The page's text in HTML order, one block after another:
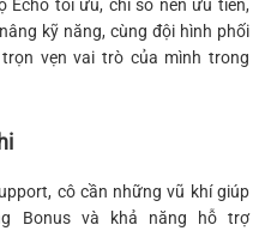
Echo tối ưu, chỉ số nên ưu tiên,
kỹ năng, cùng đội hình phối
vẹn vai trò của mình trong
cô cần những vũ khí giúp
Bonus và khả năng hỗ trợ